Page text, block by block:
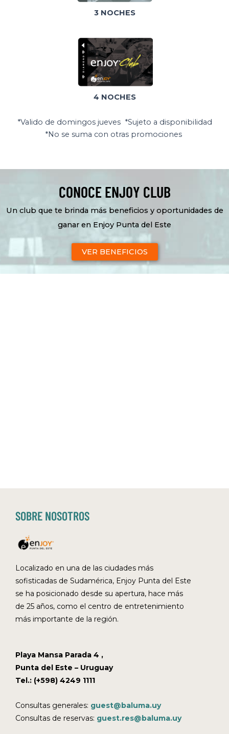
3 NOCHES
4 NOCHES
*Valido de domingos jueves *Sujeto a disponibilidad
*No se suma con otras promociones
CONOCE ENJOY CLUB
Un club que te brinda más beneficios y oportunidades de
ganar en Enjoy Punta del Este
VER BENEFICIOS
SOBRE NOSOTROS
Localizado en una de las ciudades más
sofisticadas de Sudamérica, Enjoy Punta del Este
se ha posicionado desde su apertura, hace más
de 25 años, como el centro de entretenimiento
más importante de la región.
Playa Mansa Parada 4 ,
Punta del Este – Uruguay
Tel.: (+598) 4249 1111
Consultas generales: guest@baluma.uy
Consultas de reservas: guest.res@baluma.uy